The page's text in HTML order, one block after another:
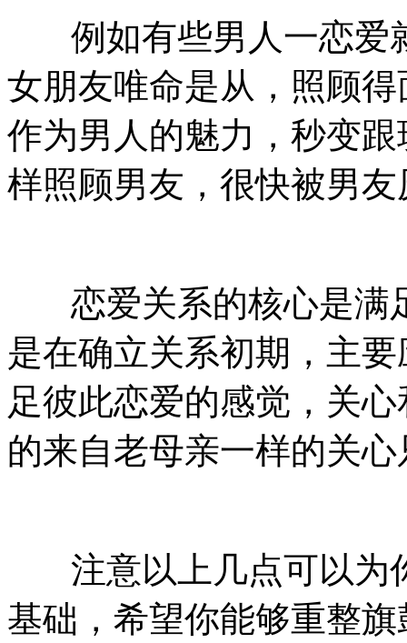
例如有些男人一恋爱
女朋友唯命是从，照顾
作为男人的魅力，秒变
样照顾男友，很快被男友
恋爱关系的核心是满
是在确立关系初期，主
足彼此恋爱的感觉，关
的来自老母亲一样的关
注意以上几点可以为
基础，希望你能够重整